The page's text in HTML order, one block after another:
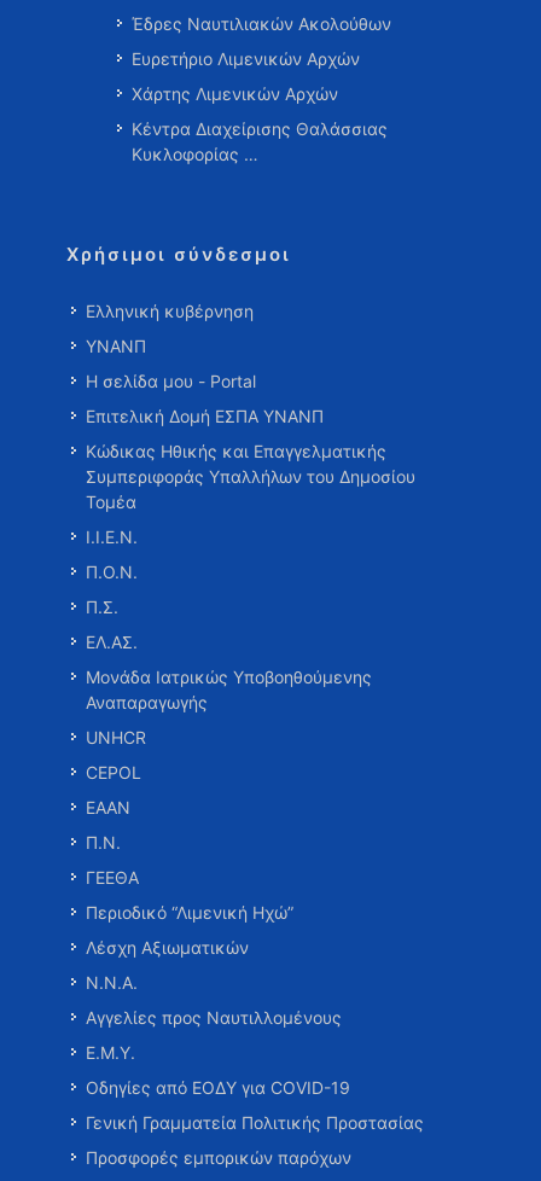
Έδρες Ναυτιλιακών Ακολούθων
Ευρετήριο Λιμενικών Αρχών
Χάρτης Λιμενικών Αρχών
Κέντρα Διαχείρισης Θαλάσσιας
Κυκλοφορίας …
Χρήσιμοι σύνδεσμοι
Ελληνική κυβέρνηση
ΥΝΑΝΠ
Η σελίδα μου - Portal
Επιτελική Δομή ΕΣΠΑ ΥΝΑΝΠ
Κώδικας Ηθικής και Επαγγελματικής
Συμπεριφοράς Υπαλλήλων του Δημοσίου
Τομέα
Ι.Ι.Ε.Ν.
Π.Ο.Ν.
Π.Σ.
ΕΛ.ΑΣ.
Μονάδα Ιατρικώς Υποβοηθούμενης
Αναπαραγωγής
UNHCR
CEPOL
ΕΑΑΝ
Π.Ν.
ΓΕΕΘΑ
Περιοδικό “Λιμενική Ηχώ”
Λέσχη Αξιωματικών
Ν.Ν.Α.
Αγγελίες προς Ναυτιλλομένους
Ε.Μ.Υ.
Οδηγίες από ΕΟΔΥ για COVID-19
Γενική Γραμματεία Πολιτικής Προστασίας
Προσφορές εμπορικών παρόχων